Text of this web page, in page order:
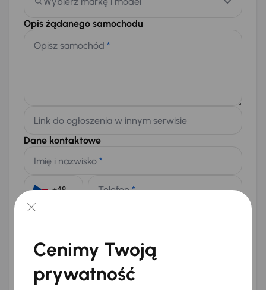
Opis żądanego samochodu
Opisz samochód *
Link do ogłoszenia w innym serwisie
Dane kontaktowe
Imię i nazwisko *
Telefon*
Na e-mail(opcjonalnie)
Na numer telefonu
(opcjonalnie)
Cenimy Twoją
prywatność